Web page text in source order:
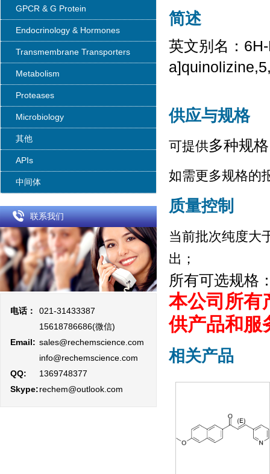
GPCR & G Protein
Endocrinology & Hormones
Transmembrane Transporters
Metabolism
Proteases
Microbiology
其他
APIs
中间体
联系我们
电话：
021-31433387
15618786686(微信)
Email: sales@rechemscience.com
info@rechemscience.com
QQ:
1369748377
Skype:rechem@outlook.com
简述
英文别名：
供应与规格
可提供多种规
如需更多规格的
质量控制
当前批次纯度大
出；
所有可选规格
本公司所有
供产品和服
相关产品